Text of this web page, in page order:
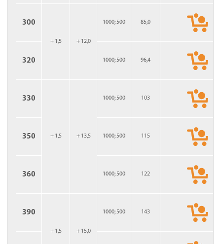
300
+ 1,5 + 12,0
1000; 500 85,0
320 1000; 500 96,4
330
+ 1,5 + 13,5
1000; 500 103
350 1000; 500 115
360 1000; 500 122
390
+ 1,5 + 15,0
1000; 500 143